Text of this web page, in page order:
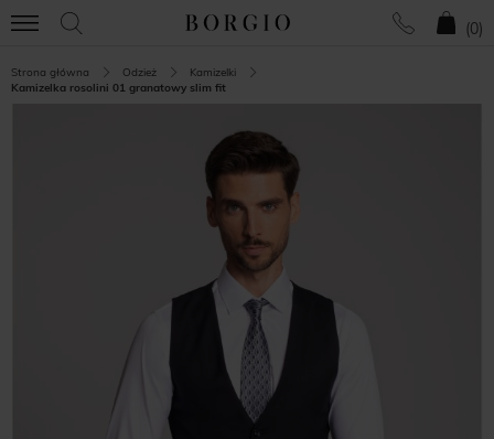
(0)
Strona główna Odzież
Kamizelki
Kamizelka rosolini 01 granatowy slim fit